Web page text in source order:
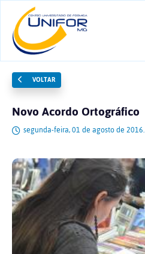
VOLTAR
Novo Acordo Ortográfico
segunda-feira, 01 de agosto de 2016.